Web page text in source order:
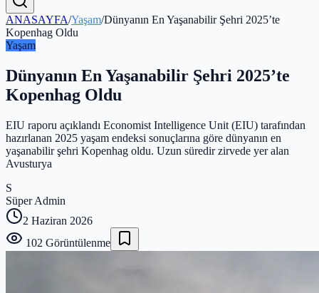
ANASAYFA/Yaşam/Dünyanın En Yaşanabilir Şehri 2025’te
Kopenhag Oldu
Yaşam
Dünyanın En Yaşanabilir Şehri 2025’te
Kopenhag Oldu
EIU raporu açıklandı Economist Intelligence Unit (EIU) tarafından
hazırlanan 2025 yaşam endeksi sonuçlarına göre dünyanın en
yaşanabilir şehri Kopenhag oldu. Uzun süredir zirvede yer alan
Avusturya
S
Süper Admin
2 Haziran 2026
102 Görüntülenme